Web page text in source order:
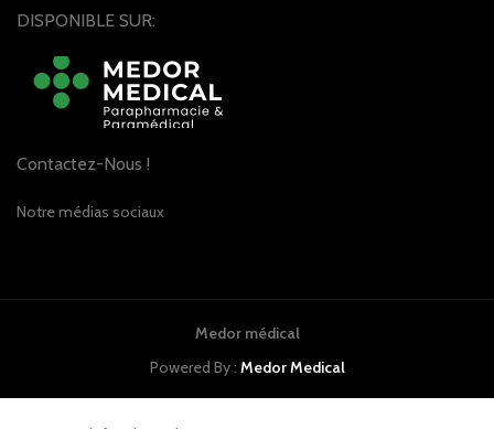
DISPONIBLE SUR:
Contactez-Nous !
Notre médias sociaux
Medor médical
Powered By : Medor Medical